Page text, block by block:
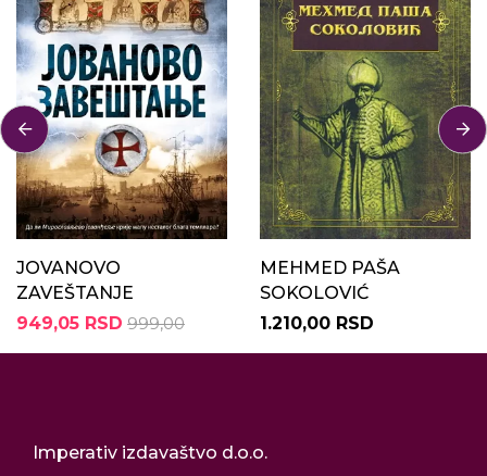
JOVANOVO
ZAVEŠTANJE
949,05 RSD 999,00
MEHMED PAŠA
SOKOLOVIĆ
1.210,00 RSD
Imperativ izdavaštvo d.o.o.